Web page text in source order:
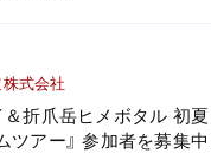
式会社
＆折爪岳ヒメボタル 初夏
アー』 参加者を募集中